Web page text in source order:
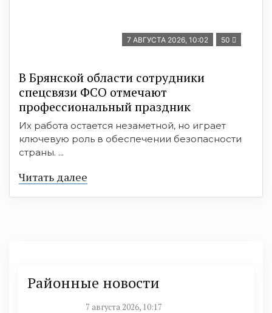
7 АВГУСТА 2026, 10:02 50
В Брянской области сотрудники
спецсвязи ФСО отмечают
профессиональный праздник
Их работа остается незаметной, но играет
ключевую роль в обеспечении безопасности
страны. ...
Читать далее
Районные новости
7 августа 2026, 10:17